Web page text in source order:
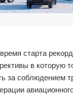
старта
в которую
за соблюдением